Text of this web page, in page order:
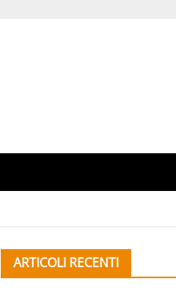
ARTICOLI RECENTI